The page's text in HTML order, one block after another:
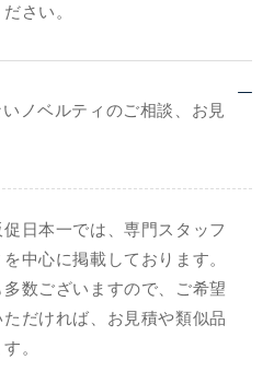
さい。
ノベルティのご相談、お見
日本一では、専門スタッフ
中心に掲載しております。
数ございますので、ご希望
だければ、お見積や類似品
。